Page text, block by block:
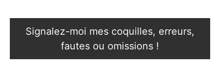
Signalez-moi mes coquilles, erreurs,
fautes ou omissions !